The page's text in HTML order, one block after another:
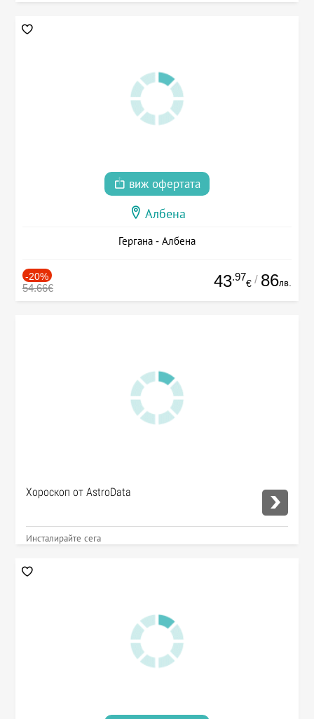
виж офертата
Албена
Гергана - Албена
-20%
54.66€ 43.97
€ / 86лв.
Хороскоп от AstroData
Инсталирайте сега